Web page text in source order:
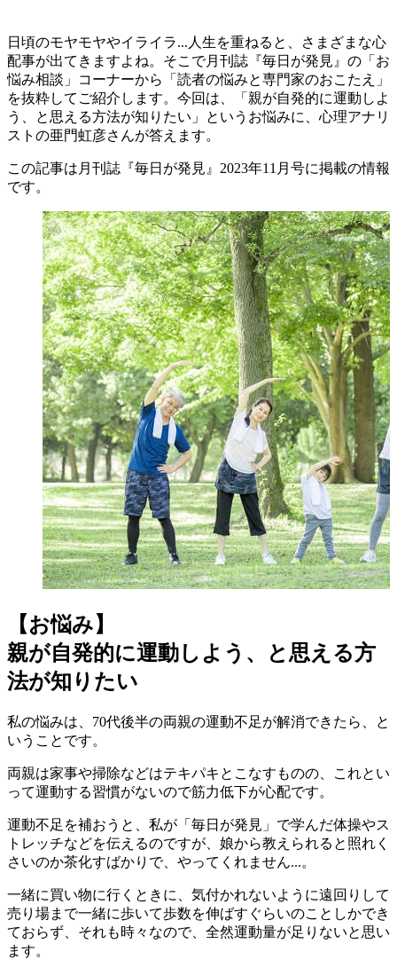
日頃のモヤモヤやイライラ...人生を重ねると、さまざまな心
配事が出てきますよね。そこで月刊誌『毎日が発見』の「お
悩み相談」コーナーから「読者の悩みと専門家のおこたえ」
を抜粋してご紹介します。今回は、「 親が自発的に運動しよ
う、と思える方法が知りたい 」というお悩みに、心理アナリ
ストの亜門虹彦さんが答えます。
この記事は月刊誌『毎日が発見』2023年11月号に掲載の情報
です。
【お悩み】
親が自発的に運動しよう、と思える方
法が知りたい
私の悩みは、70代後半の両親の運動不足が解消できたら、と
いうことです。
両親は家事や掃除などはテキパキとこなすものの、これとい
って運動する習慣がないので筋力低下が心配です。
運動不足を補おうと、私が「毎日が発見」で学んだ体操やス
トレッチなどを伝えるのですが、娘から教えられると照れく
さいのか茶化すばかりで、やってくれません...。
一緒に買い物に行くときに、気付かれないように遠回りして
売り場まで一緒に歩いて歩数を伸ばすぐらいのことしかでき
ておらず、それも時々なので、全然運動量が足りないと思い
ます。